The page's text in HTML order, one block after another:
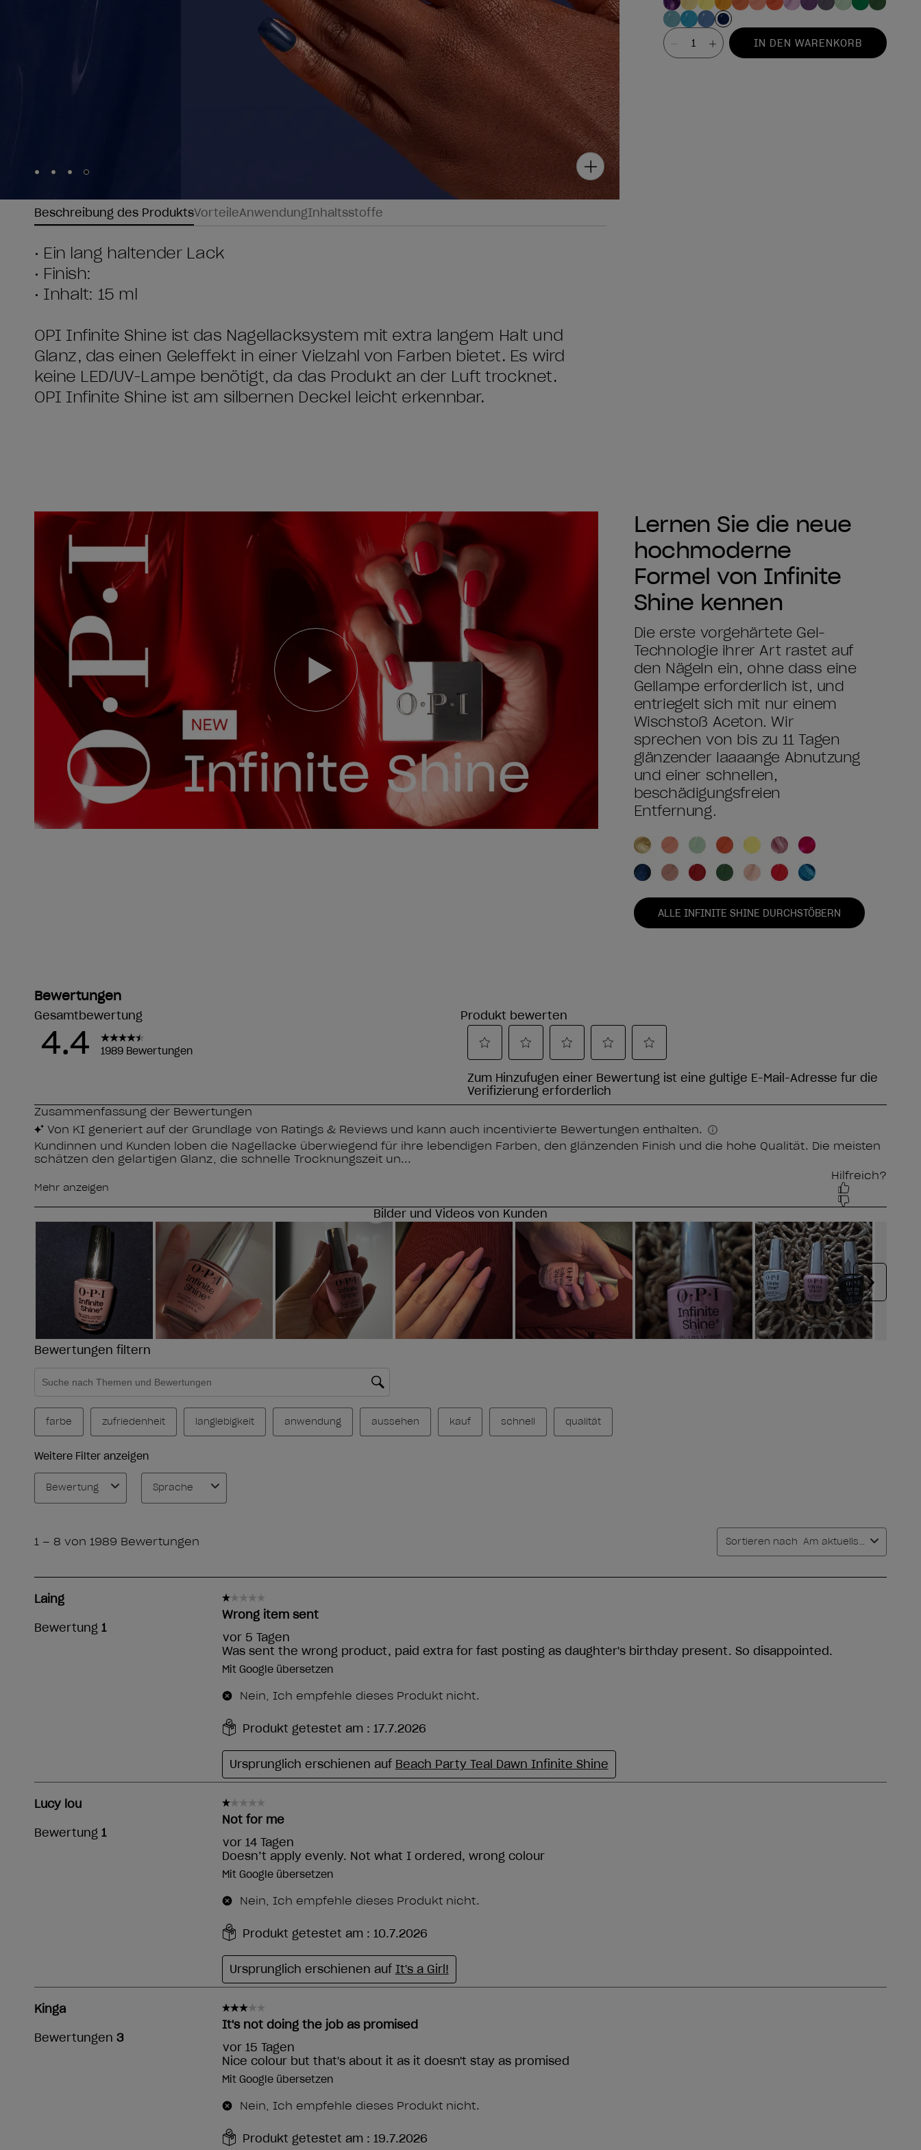
Skip to slide
Skip to slide
Skip to slide
Skip to slide
Wert
IN DEN WARENKORB
Beschreibung des ProduktsVorteileAnwendungInhaltsstoffe
• Ein lang haltender Lack
• Finish:
• Inhalt: 15 ml
OPI Infinite Shine ist das Nagellacksystem mit extra langem Halt und
Glanz, das einen Geleffekt in einer Vielzahl von Farben bietet. Es wird
keine LED/UV-Lampe benötigt, da das Produkt an der Luft trocknet.
OPI Infinite Shine ist am silbernen Deckel leicht erkennbar.
Lernen Sie die neue
hochmoderne
Formel von Infinite
Shine kennen
Die erste vorgehärtete Gel-
Technologie ihrer Art rastet auf
den Nägeln ein, ohne dass eine
Gellampe erforderlich ist, und
entriegelt sich mit nur einem
Wischstoß Aceton. Wir
sprechen von bis zu 11 Tagen
glänzender laaaange Abnutzung
und einer schnellen,
beschädigungsfreien
Entfernung.
ALLE INFINITE SHINE DURCHSTÖBERN